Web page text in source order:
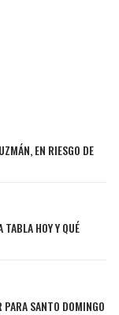
EN RIESGO DE
HOY Y QUÉ
PARA SANTO DOMINGO